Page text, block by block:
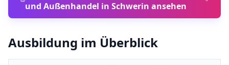
und Außenhandel in Schwerin ansehen
Ausbildung im Überblick